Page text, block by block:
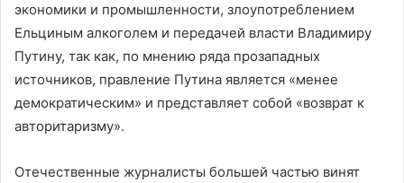
экономики и промышленности, злоупотреблением
Ельциным алкоголем и передачей власти Владимиру
Путину, так как, по мнению ряда прозападных
источников, правление Путина является «менее
демократическим» и представляет собой «возврат к
авторитаризму».
Отечественные журналисты большей частью винят